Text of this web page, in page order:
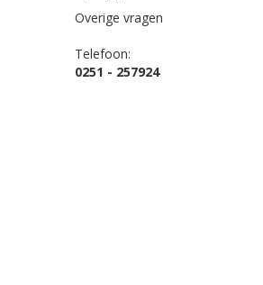
Overige vragen
Telefoon:
0251 - 257924